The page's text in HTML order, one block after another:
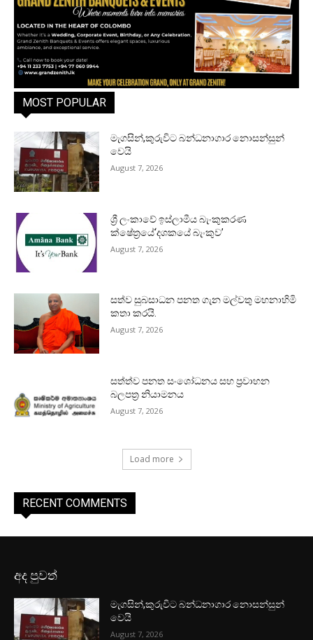
MOST POPULAR
මැගසින්,කුරුවිට බන්ධනාගාර නොසන්සුන්
වෙයි
August 7, 2026
ශ්‍රී ලංකාවේ ඉස්ලාමීය බැංකුකරණ
ක්ෂේත්‍රයේ‘දශකයේ බැංකුව’
August 7, 2026
සත්ව සුබසාධන පනත ගැන මල්වතු මහනාහිමි
කතා කරයි.
August 7, 2026
සත්ත්ව පනත සංශෝධනය සහ ප්‍රවාහන
බලපත්‍ර නියාමනය
August 7, 2026
Load more
RECENT COMMENTS
අද පුවත්
මැගසින්,කුරුවිට බන්ධනාගාර නොසන්සුන්
වෙයි
August 7, 2026